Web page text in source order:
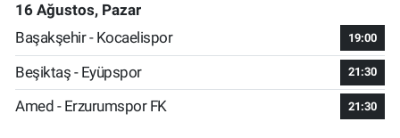
16 Ağustos, Pazar
Başakşehir - Kocaelispor
19:00
Beşiktaş - Eyüpspor 21:30
Amed - Erzurumspor FK 21:30